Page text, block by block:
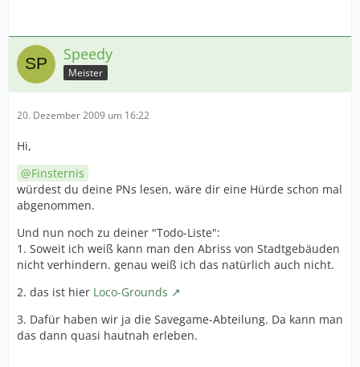
Speedy
Meister
20. Dezember 2009 um 16:22
Hi,
Finsternis
würdest du deine PNs lesen, wäre dir eine Hürde schon mal
abgenommen.
Und nun noch zu deiner "Todo-Liste":
1. Soweit ich weiß kann man den Abriss von Stadtgebäuden
nicht verhindern. genau weiß ich das natürlich auch nicht.
2. das ist hier Loco-Grounds
3. Dafür haben wir ja die Savegame-Abteilung. Da kann man
das dann quasi hautnah erleben.